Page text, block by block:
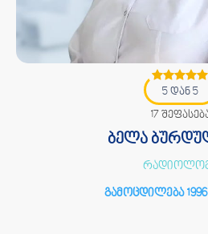
5 დან 5
17
ბელა
გამოცდილება